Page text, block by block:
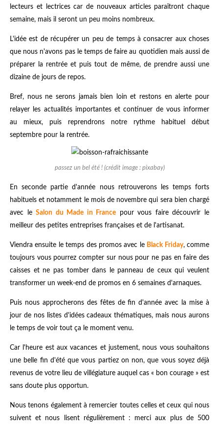
lecteurs et lectrices car de nouveaux articles paraîtront chaque
semaine, mais il seront un peu moins nombreux.
L'idée est de récupérer un peu de temps à consacrer aux choses
que nous n'avons pas le temps de faire au quotidien mais aussi de
préparer la rentrée et puis tout de même, de prendre aussi une
dizaine de jours de repos.
Bref, nous ne serons jamais bien loin et restons en alerte pour
relayer les actualités importantes et continuer de vous informer
au mieux, puis reprendrons notre rythme habituel début
septembre pour la rentrée.
passez un bel été ! (crédit image : pixabay)
En seconde partie d'année nous retrouverons les temps forts
habituels et notamment le mois de novembre qui sera bien chargé
avec leSalon du Made in France pour vous faire découvrir le
meilleur des petites entreprises françaises et de l'artisanat.
Viendra ensuite le temps des promos avec le Black Friday, comme
toujours vous pourrez compter sur nous pour ne pas en faire des
caisses et ne pas tomber dans le panneau de ceux qui veulent
transformer un week-end de promos en 6 semaines d'arnaques.
Puis nous approcherons des fêtes de fin d'année avec la mise à
jour de nos listes d'idées cadeaux thématiques, mais nous aurons
le temps de voir tout ça le moment venu.
Car l'heure est aux vacances et justement, nous vous souhaitons
une belle fin d'été que vous partiez on non, que vous soyez déjà
revenus de votre lieu de villégiature auquel cas « bon courage » est
sans doute plus opportun.
Nous tenons également à remercier toutes celles et ceux qui nous
suivent et nous lisent régulièrement : merci aux plus de 500